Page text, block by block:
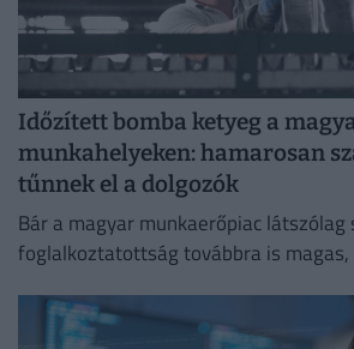
Időzített bomba ketyeg a
munkahelyeken: hamarosan
tűnnek el a dolgozók
Bár a magyar munkaerőpiac látszólag
foglalkoztatottság továbbra is